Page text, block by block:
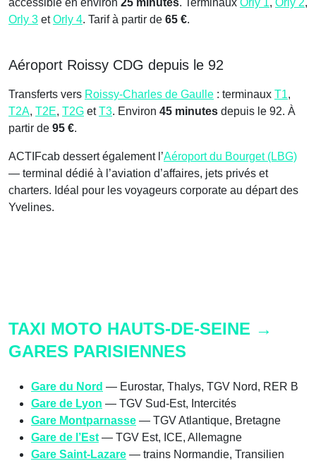
accessible en environ 25 minutes. Terminaux Orly 1, Orly 2,
Orly 3 etOrly 4. Tarif à partir de 65 €.
Aéroport Roissy CDG depuis le 92
Transferts vers Roissy-Charles de Gaulle : terminaux T1,
T2A, T2E, T2G etT3. Environ 45 minutes depuis le 92. À
partir de 95 €.
ACTIFcab dessert également l’Aéroport du Bourget (LBG)
— terminal dédié à l’aviation d’affaires, jets privés et
charters. Idéal pour les voyageurs corporate au départ des
Yvelines.
TAXI MOTO HAUTS-DE-SEINE →
GARES PARISIENNES
Gare du Nord — Eurostar, Thalys, TGV Nord, RER B
Gare de Lyon — TGV Sud-Est, Intercités
Gare Montparnasse — TGV Atlantique, Bretagne
Gare de l’Est — TGV Est, ICE, Allemagne
Gare Saint-Lazare — trains Normandie, Transilien